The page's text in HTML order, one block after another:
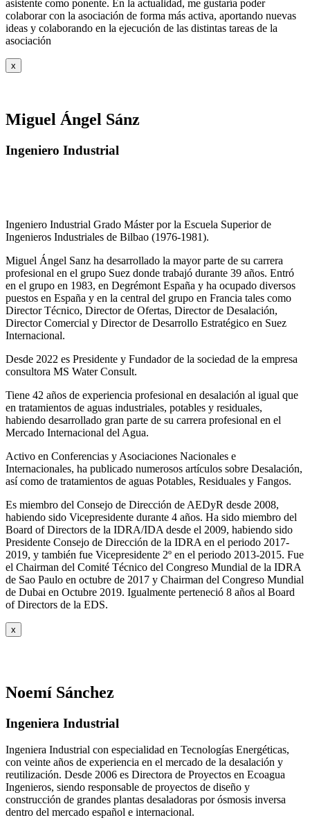
asistente como ponente. En la actualidad, me gustaría poder
colaborar con la asociación de forma más activa, aportando nuevas
ideas y colaborando en la ejecución de las distintas tareas de la
asociación
x
Miguel Ángel Sánz
Ingeniero Industrial
Ingeniero Industrial Grado Máster por la Escuela Superior de
Ingenieros Industriales de Bilbao (1976-1981).
Miguel Ángel Sanz ha desarrollado la mayor parte de su carrera
profesional en el grupo Suez donde trabajó durante 39 años. Entró
en el grupo en 1983, en Degrémont España y ha ocupado diversos
puestos en España y en la central del grupo en Francia tales como
Director Técnico, Director de Ofertas, Director de Desalación,
Director Comercial y Director de Desarrollo Estratégico en Suez
Internacional.
Desde 2022 es Presidente y Fundador de la sociedad de la empresa
consultora MS Water Consult.
Tiene 42 años de experiencia profesional en desalación al igual que
en tratamientos de aguas industriales, potables y residuales,
habiendo desarrollado gran parte de su carrera profesional en el
Mercado Internacional del Agua.
Activo en Conferencias y Asociaciones Nacionales e
Internacionales, ha publicado numerosos artículos sobre Desalación,
así como de tratamientos de aguas Potables, Residuales y Fangos.
Es miembro del Consejo de Dirección de AEDyR desde 2008,
habiendo sido Vicepresidente durante 4 años. Ha sido miembro del
Board of Directors de la IDRA/IDA desde el 2009, habiendo sido
Presidente Consejo de Dirección de la IDRA en el periodo 2017-
2019, y también fue Vicepresidente 2º en el periodo 2013-2015. Fue
el Chairman del Comité Técnico del Congreso Mundial de la IDRA
de Sao Paulo en octubre de 2017 y Chairman del Congreso Mundial
de Dubai en Octubre 2019. Igualmente perteneció 8 años al Board
of Directors de la EDS.
x
Noemí Sánchez
Ingeniera Industrial
Ingeniera Industrial con especialidad en Tecnologías Energéticas,
con veinte años de experiencia en el mercado de la desalación y
reutilización. Desde 2006 es Directora de Proyectos en Ecoagua
Ingenieros, siendo responsable de proyectos de diseño y
construcción de grandes plantas desaladoras por ósmosis inversa
dentro del mercado español e internacional.